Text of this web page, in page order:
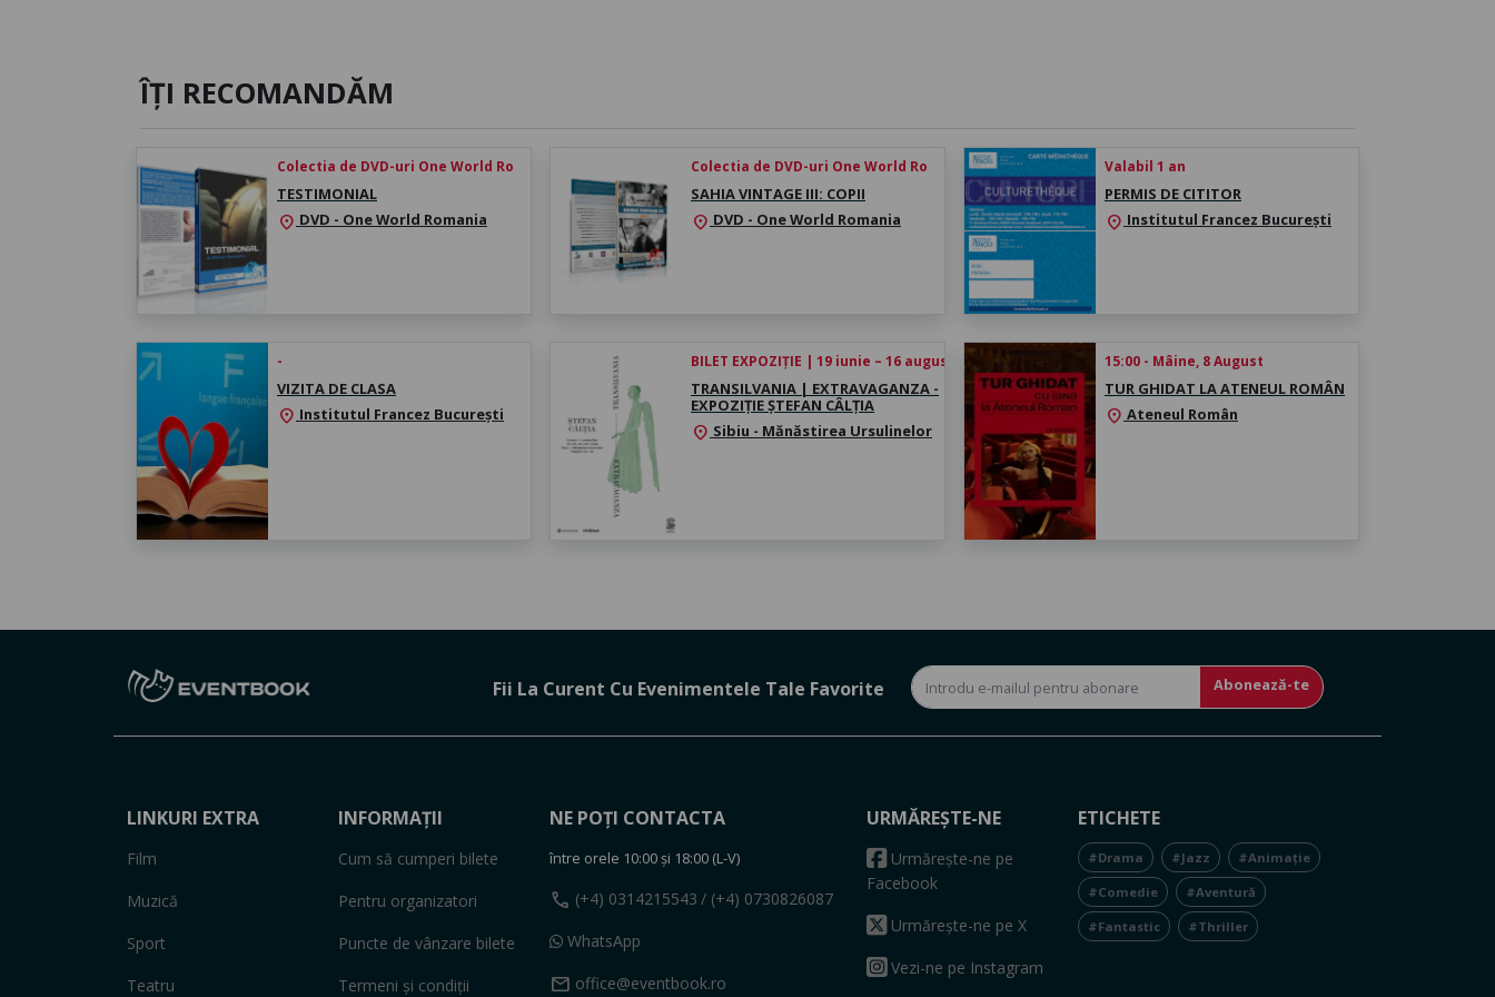
ÎȚI RECOMANDĂM
Colectia de DVD-uri One World Ro
TESTIMONIAL
location_on DVD - One World Romania
Colectia de DVD-uri One World Ro
SAHIA VINTAGE III: COPII
location_on DVD - One World Romania
Valabil 1 an
PERMIS DE CITITOR
location_on Institutul Francez București
-
VIZITA DE CLASA
location_on Institutul Francez București
BILET EXPOZIȚIE | 19 iunie – 16 august 2026
TRANSILVANIA | EXTRAVAGANZA -
EXPOZIȚIE ȘTEFAN CÂLȚIA
location_on Sibiu - Mănăstirea Ursulinelor
15:00 - Mâine, 8 August
TUR GHIDAT LA ATENEUL ROMÂN
location_on Ateneul Român
Fii La Curent Cu Evenimentele Tale Favorite Abonează-te
LINKURI EXTRA
Film
Muzică
Sport
Teatru
INFORMAȚII
Cum să cumperi bilete
Pentru organizatori
Puncte de vânzare bilete
Termeni și condiții
NE POȚI CONTACTA
între orele 10:00 și 18:00 (L-V)
call (+4) 0314215543 / (+4) 0730826087
WhatsApp
mail office@eventbook.ro
URMĂREȘTE-NE
Urmărește-ne pe
Facebook
Urmărește-ne pe X
Vezi-ne pe Instagram
ETICHETE
#Drama #Jazz #Animație
#Comedie #Aventură
#Fantastic #Thriller